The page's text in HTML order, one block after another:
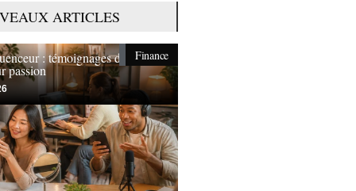
ARTICLES
Finance
: témoignages de ceux
passion